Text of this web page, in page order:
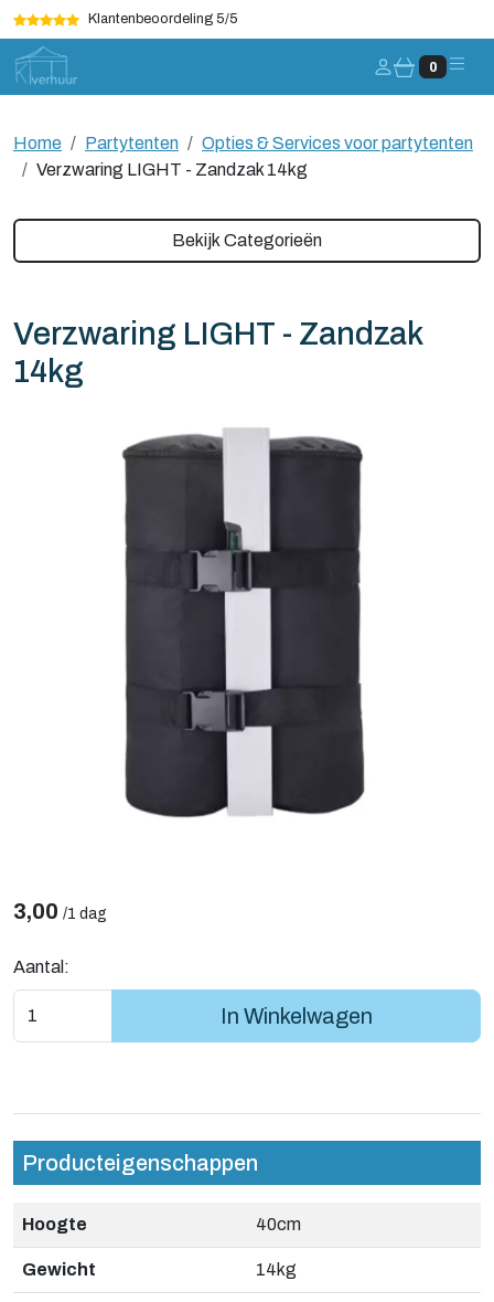
Klantenbeoordeling 5/5
Account 0
Home Partytenten
Opties & Services voor partytenten
Verzwaring LIGHT - Zandzak 14kg
Bekijk Categorieën
Verzwaring LIGHT - Zandzak
14kg
3,00 /1 dag
Aantal:
In Winkelwagen
Producteigenschappen
Hoogte 40cm
Gewicht 14kg